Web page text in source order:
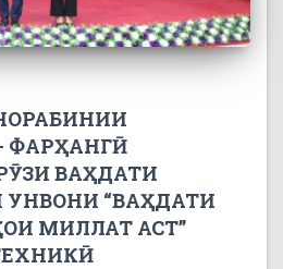
ФАРҲАНГӢ
ВАҲДАТИ
“ВАҲДАТИ
МИЛЛАТ АСТ”